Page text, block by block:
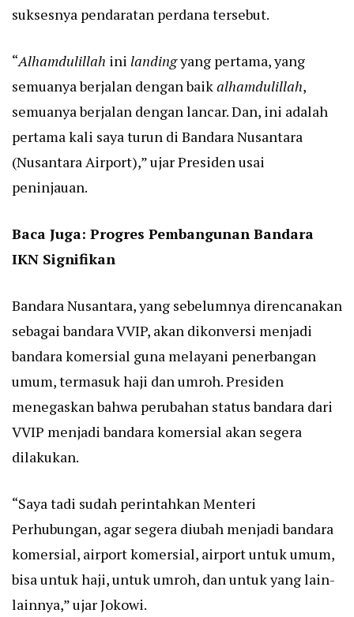
suksesnya pendaratan perdana tersebut.
“Alhamdulillah ini landingyang pertama, yang
semuanya berjalan dengan baikalhamdulillah,
semuanya berjalan dengan lancar. Dan, ini adalah
pertama kali saya turun di Bandara Nusantara
(Nusantara Airport),” ujar Presiden usai
peninjauan.
Baca Juga: Progres Pembangunan Bandara
IKN Signifikan
Bandara Nusantara, yang sebelumnya direncanakan
sebagai bandara VVIP, akan dikonversi menjadi
bandara komersial guna melayani penerbangan
umum, termasuk haji dan umroh. Presiden
menegaskan bahwa perubahan status bandara dari
VVIP menjadi bandara komersial akan segera
dilakukan.
“Saya tadi sudah perintahkan Menteri
Perhubungan, agar segera diubah menjadi bandara
komersial, airport komersial, airport untuk umum,
bisa untuk haji, untuk umroh, dan untuk yang lain-
lainnya,” ujar Jokowi.